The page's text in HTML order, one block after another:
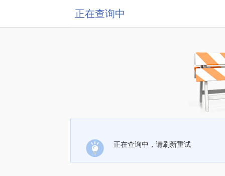
正在查询中
正在查询中，请刷新重试